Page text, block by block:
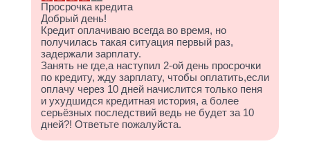
Просрочка кредита
Добрый день!
Кредит оплачиваю всегда во время, но
получилась такая ситуация первый раз,
задержали зарплату.
Занять не где,а наступил 2-ой день просрочки
по кредиту, жду зарплату, чтобы оплатить,если
оплачу через 10 дней начислится только пеня
и ухудшидся кредитная история, а более
серьёзных последствий ведь не будет за 10
дней?! Ответьте пожалуйста.